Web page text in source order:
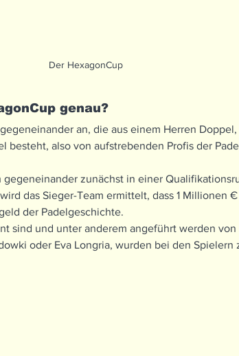
Der HexagonCup
genau?
an, die aus einem Herren
besteht, also von aufstrebenden Profis der
zunächst in einer
das Sieger-Team ermittelt, dass 1 Millionen
der Padelgeschichte.
sind und unter anderem angeführt werden von
oder Eva Longria, wurden bei den Spielern